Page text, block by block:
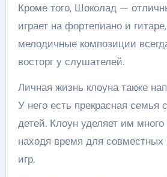
Кроме того, Шоколад —
играет на фортепиано и
мелодичные композиции
восторг у слушателей.
Личная жизнь клоуна также
У него есть прекрасная семья
детей. Клоун уделяет им
находя время для
игр.